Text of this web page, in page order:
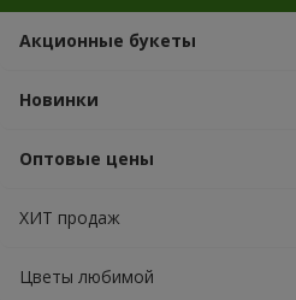
Акционные букеты
Новинки
Оптовые цены
ХИТ продаж
Цветы любимой